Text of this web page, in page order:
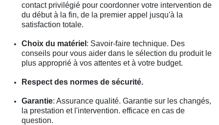
contact privilégié pour coordonner votre intervention de
du début à la fin, de la premier appel jusqu'à la
satisfaction totale.
Choix du matériel : Savoir-faire technique. Des
conseils pour vous aider dans le sélection du produit le
plus approprié à vos attentes et à votre budget.
Respect des normes de sécurité.
Garantie: Assurance qualité. Garantie sur les changés,
la prestation et l'intervention. efficace en cas de
question.